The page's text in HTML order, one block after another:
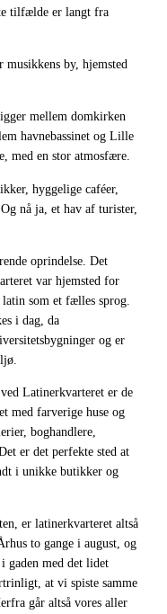
tilfælde er langt fra
by, hjemsted
mellem domkirken
havnebassinet og Lille
med en stor atmosfære.
hyggelige caféer,
nå ja, et hav af turister,
oprindelse. Det
var hjemsted for
som et fælles sprog.
i dag, da
og er
Latinerkvarteret er de
med farverige huse og
boghandlere,
er det perfekte sted at
i unikke butikker og
er latinerkvarteret altså
to gange i august, og
gaden med det lidet
at vi spiste samme
går altså vores aller